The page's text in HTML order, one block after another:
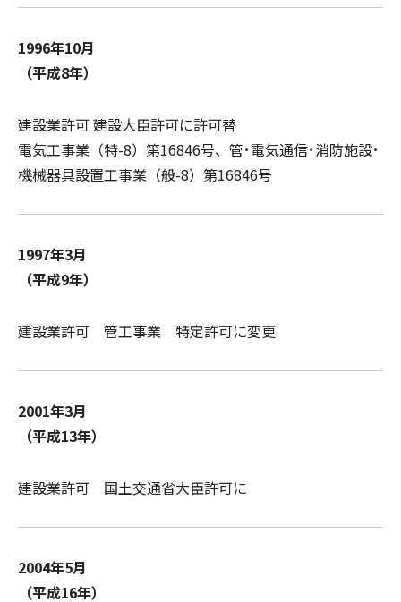
1996年10月
（平成8年）
建設業許可 建設大臣許可に許可替
電気工事業（特-8）第16846号、管･電気通信･消防施設･
機械器具設置工事業（般-8）第16846号
1997年3月
（平成9年）
建設業許可 管工事業 特定許可に変更
2001年3月
（平成13年）
建設業許可 国土交通省大臣許可に
2004年5月
（平成16年）